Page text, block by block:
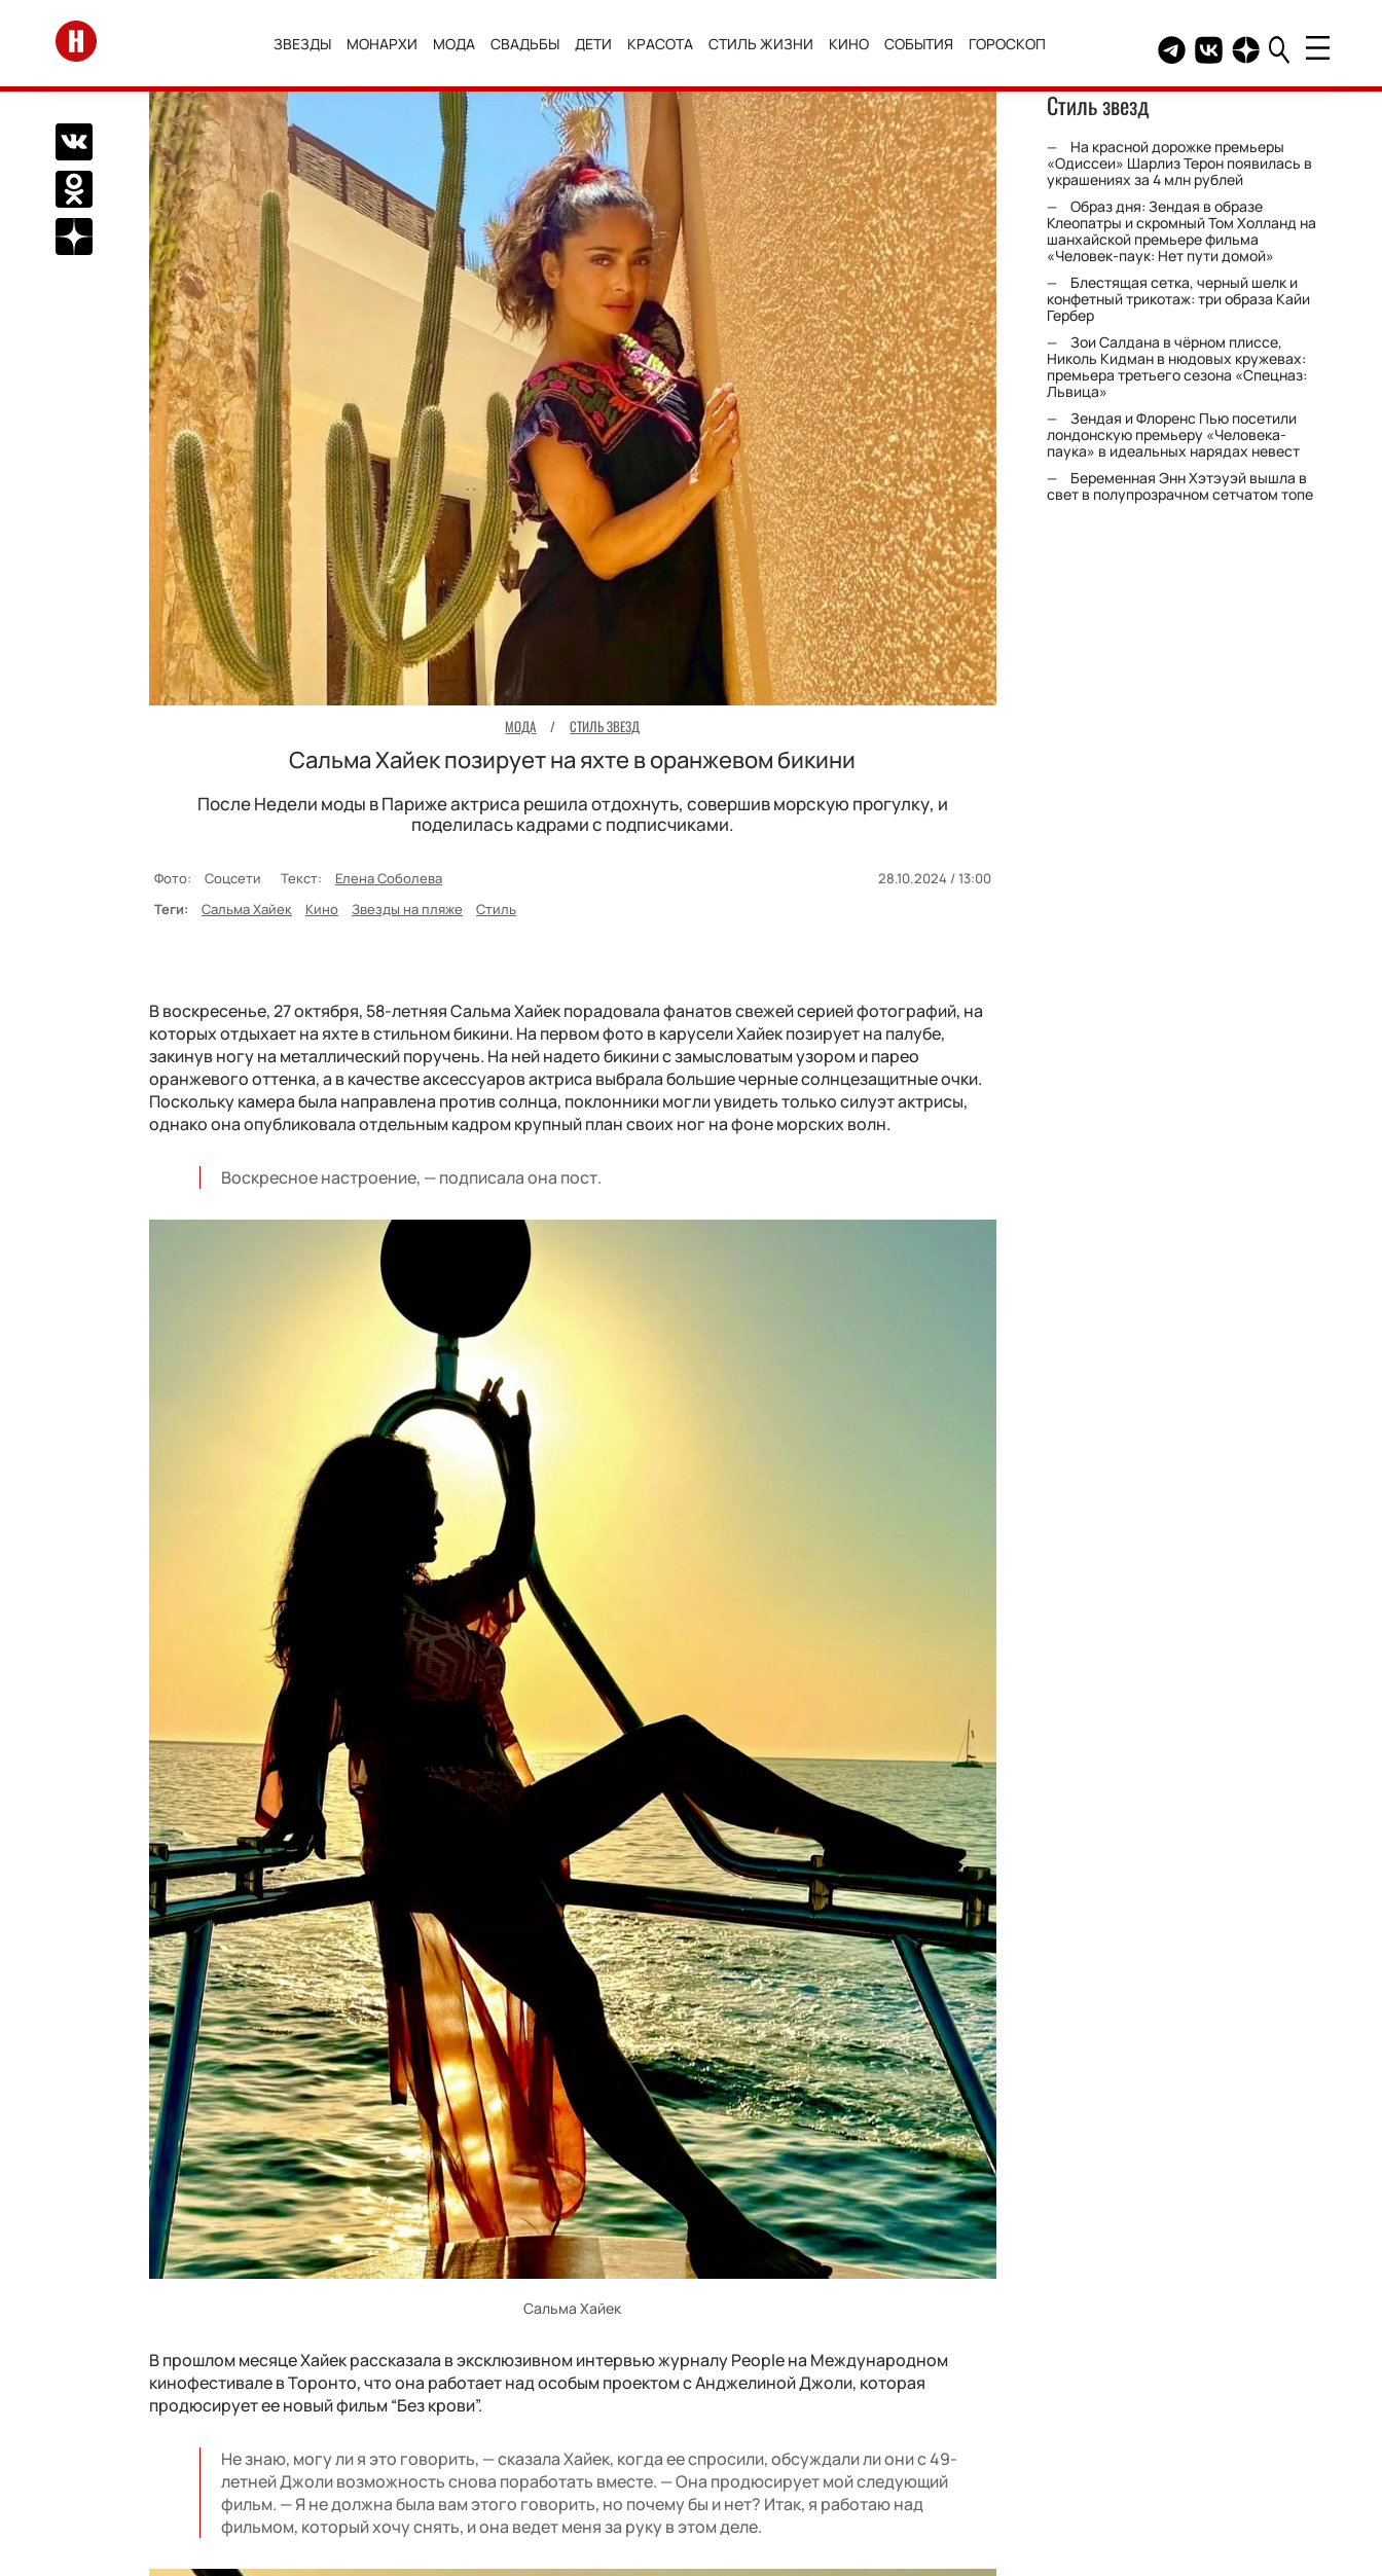
Перейти на главную
ЗВЕЗДЫ МОНАРХИ МОДА СВАДЬБЫ ДЕТИ КРАСОТА СТИЛЬ ЖИЗНИ КИНО СОБЫТИЯ ГОРОСКОП Telegram канал HELLO
Группа HELLO
Канал HELLO в
Поделиться Вконтакте
Поделиться в Одноклассниках
Подписаться на нас в Дзен
МОДА / СТИЛЬ ЗВЕЗД
Сальма Хайек позирует на яхте в оранжевом бикини
После Недели моды в Париже актриса решила отдохнуть, совершив морскую прогулку, и
поделилась кадрами с подписчиками.
Фото: Соцсети Текст: Елена Соболева
28.10.2024 / 13:00
Теги:
Сальма Хайек Кино Звезды на пляже Стиль
В воскресенье, 27 октября, 58-летняя Сальма Хайек порадовала фанатов свежей серией фотографий, на
которых отдыхает на яхте в стильном бикини. На первом фото в карусели Хайек позирует на палубе,
закинув ногу на металлический поручень. На ней надето бикини с замысловатым узором и парео
оранжевого оттенка, а в качестве аксессуаров актриса выбрала большие черные солнцезащитные очки.
Поскольку камера была направлена против солнца, поклонники могли увидеть только силуэт актрисы,
однако она опубликовала отдельным кадром крупный план своих ног на фоне морских волн.
Воскресное настроение, — подписала она пост.
Сальма Хайек
В прошлом месяце Хайек рассказала в эксклюзивном интервью журналу People на Международном
кинофестивале в Торонто, что она работает над особым проектом с Анджелиной Джоли, которая
продюсирует ее новый фильм “Без крови”.
Не знаю, могу ли я это говорить, — сказала Хайек, когда ее спросили, обсуждали ли они с 49-
летней Джоли возможность снова поработать вместе. — Она продюсирует мой следующий
фильм. — Я не должна была вам этого говорить, но почему бы и нет? Итак, я работаю над
фильмом, который хочу снять, и она ведет меня за руку в этом деле.
Стиль звезд
На красной дорожке премьеры
«Одиссеи» Шарлиз Терон появилась в
украшениях за 4 млн рублей
Образ дня: Зендая в образе
Клеопатры и скромный Том Холланд на
шанхайской премьере фильма
«Человек-паук: Нет пути домой»
Блестящая сетка, черный шелк и
конфетный трикотаж: три образа Кайи
Гербер
Зои Салдана в чёрном плиссе,
Николь Кидман в нюдовых кружевах:
премьера третьего сезона «Спецназ:
Львица»
Зендая и Флоренс Пью посетили
лондонскую премьеру «Человека-
паука» в идеальных нарядах невест
Беременная Энн Хэтэуэй вышла в
свет в полупрозрачном сетчатом топе